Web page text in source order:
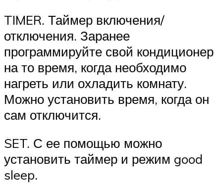
TIMER. Таймер включения/
отключения. Заранее
программируйте свой кондиционер
на то время, когда необходимо
нагреть или охладить комнату.
Можно установить время, когда он
сам отключится.
SET. С ее помощью можно
установить таймер и режим good
sleep.